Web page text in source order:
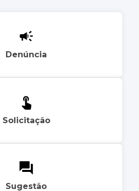
Denúncia
Solicitação
Sugestão